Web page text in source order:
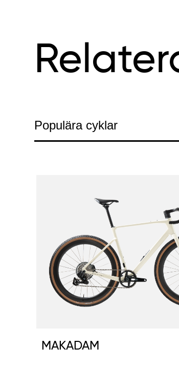
Populära cyklar
MAKADAM